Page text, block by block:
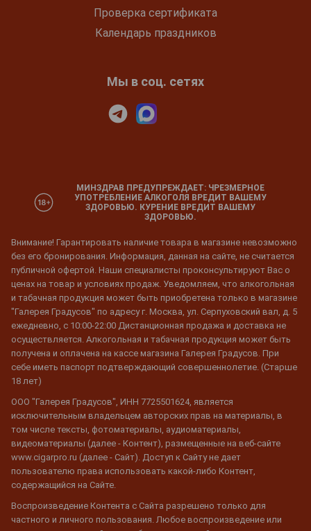
Проверка сертификата
Календарь праздников
Мы в соц. сетях
МИНЗДРАВ ПРЕДУПРЕЖДАЕТ: ЧРЕЗМЕРНОЕ
УПОТРЕБЛЕНИЕ АЛКОГОЛЯ ВРЕДИТ ВАШЕМУ
ЗДОРОВЬЮ. КУРЕНИЕ ВРЕДИТ ВАШЕМУ
ЗДОРОВЬЮ.
Внимание! Гарантировать наличие товара в магазине невозможно
без его бронирования. Информация, данная на сайте, не считается
публичной офертой. Наши специалисты проконсультируют Вас о
ценах на товар и условиях продаж. Уведомляем, что алкогольная
и табачная продукция может быть приобретена только в магазине
"Галерея Градусов" по адресу г. Москва, ул. Серпуховский вал, д. 5
ежедневно, с 10:00-22:00 Дистанционная продажа и доставка не
осуществляется. Алкогольная и табачная продукция может быть
получена и оплачена на кассе магазина Галерея Градусов. При
себе иметь паспорт подтверждающий совершеннолетие. (Старше
18 лет)
ООО "Галерея Градусов", ИНН 7725501624, является
исключительным владельцем авторских прав на материалы, в
том числе тексты, фотоматериалы, аудиоматериалы,
видеоматериалы (далее - Контент), размещенные на веб-сайте
www.cigarpro.ru (далее - Сайт). Доступ к Сайту не дает
пользователю права использовать какой-либо Контент,
содержащийся на Сайте.
Воспроизведение Контента с Сайта разрешено только для
частного и личного пользования. Любое воспроизведение или